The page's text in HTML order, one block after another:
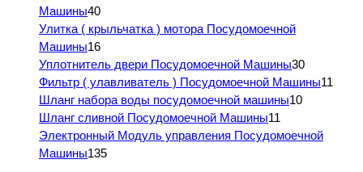
Машины40
Улитка ( крыльчатка ) мотора Посудомоечной
Машины16
Уплотнитель двери Посудомоечной Машины30
Фильтр ( улавливатель ) Посудомоечной Машины11
Шланг набора воды посудомоечной машины10
Шланг сливной Посудомоечной Машины11
Электронный Модуль управления Посудомоечной
Машины135